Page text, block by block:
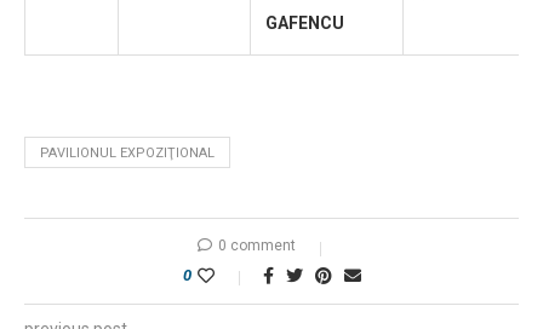
GAFENCU
PAVILIONUL EXPOZIŢIONAL
0 comment
0